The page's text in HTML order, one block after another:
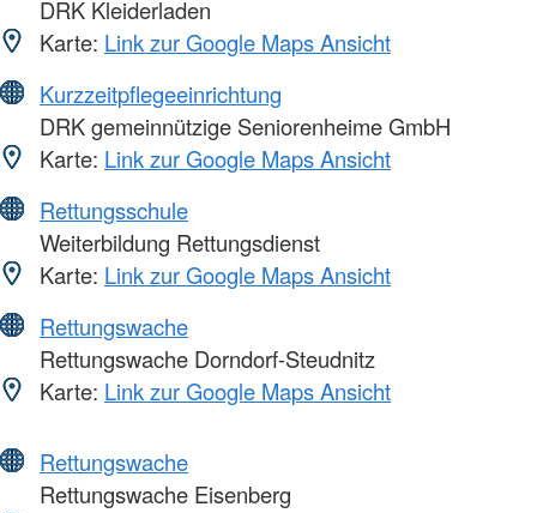
DRK Kleiderladen
Karte: Link zur Google Maps Ansicht
Kurzzeitpflegeeinrichtung
DRK gemeinnützige Seniorenheime GmbH
Karte: Link zur Google Maps Ansicht
Rettungsschule
Weiterbildung Rettungsdienst
Karte: Link zur Google Maps Ansicht
Rettungswache
Rettungswache Dorndorf-Steudnitz
Karte: Link zur Google Maps Ansicht
Rettungswache
Rettungswache Eisenberg